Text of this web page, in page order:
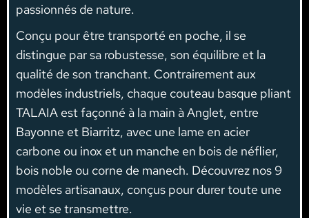
passionnés de nature.
Conçu pour être transporté en poche, il se
distingue par sa robustesse, son équilibre et la
qualité de son tranchant. Contrairement aux
modèles industriels, chaque couteau basque pliant
TALAIA est façonné à la main à Anglet, entre
Bayonne et Biarritz, avec une lame en acier
carbone ou inox et un manche en bois de néflier,
bois noble ou corne de manech. Découvrez nos 9
modèles artisanaux, conçus pour durer toute une
vie et se transmettre.